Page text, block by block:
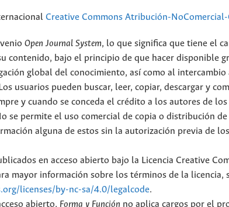
Creative Commons Atribución-
Open Journal System, lo que significa que tiene el
contenido, bajo el principio de que hacer disponible
global del conocimiento, así como al
usuarios pueden buscar, leer, copiar, descargar y
y cuando se conceda el crédito a los autores de
se permite el uso comercial de copia o distribución
alguna de estos sin la autorización previa de
en acceso abierto bajo la Licencia Creative
mayor información sobre los términos de la licencia,
licenses/by-nc-sa/4.0/legalcode.
abierto, Forma y Función no aplica cargos por el